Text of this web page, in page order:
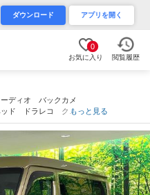
ダウンロード アプリを開く
0
お気に入り 閲覧履歴
ディオ バックカメ
ッド ドラレコ クリ
コン オートハイビ
もっと見る